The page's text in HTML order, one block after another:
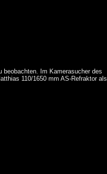
beobachten. Im Kamerasucher des
110/1650 mm AS-Refraktor als